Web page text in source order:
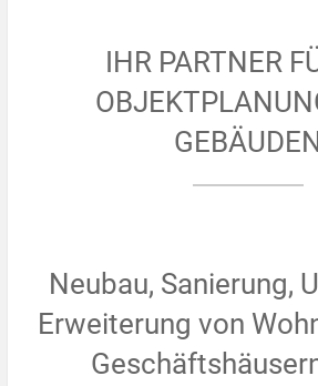
IHR PARTNER
Neubau, Sanierung,
Erweiterung von